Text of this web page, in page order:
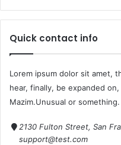
Quick contact info
Lorem ipsum dolor sit amet,
hear, finally, be expanded
Mazim.Unusual or something.
2130 Fulton Street, San
support@test.com